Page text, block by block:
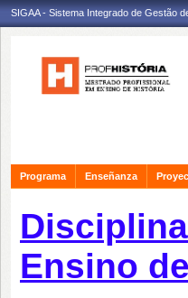
SIGAA - Sistema Integrado de Gestão
Programa Enseñanza
Ensino